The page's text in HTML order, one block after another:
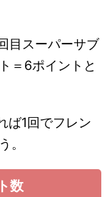
目スーパーサブ
＝6ポイントと
ば1回でフレン
。
数